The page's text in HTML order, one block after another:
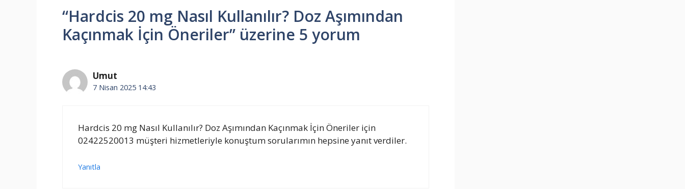
“Hardcis 20 mg Nasıl Kullanılır? Doz Aşımından
Kaçınmak İçin Öneriler” üzerine 5 yorum
Umut
7 Nisan 2025 14:43
Hardcis 20 mg Nasıl Kullanılır? Doz Aşımından Kaçınmak İçin Öneriler için
02422520013 müşteri hizmetleriyle konuştum sorularımın hepsine yanıt verdiler.
Yanıtla